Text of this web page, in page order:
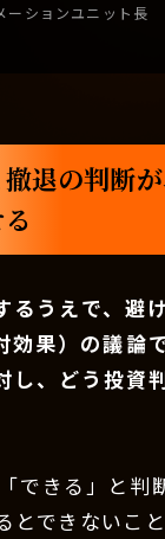
ーションユニット長
退の判断が
るうえで、避
効果）の議論
し、どう投資
できる」と判
とできないこ